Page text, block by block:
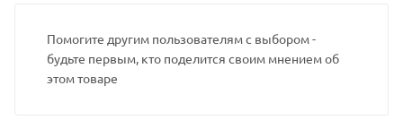
Помогите другим пользователям с выбором -
будьте первым, кто поделится своим мнением об
этом товаре